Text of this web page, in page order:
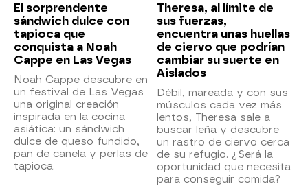
El sorprendente
sándwich dulce con
tapioca que
conquista a Noah
Cappe en Las Vegas
Noah Cappe descubre en
un festival de Las Vegas
una original creación
inspirada en la cocina
asiática: un sándwich
dulce de queso fundido,
pan de canela y perlas de
tapioca.
Theresa, al límite de
sus fuerzas,
encuentra unas huellas
de ciervo que podrían
cambiar su suerte en
Aislados
Débil, mareada y con sus
músculos cada vez más
lentos, Theresa sale a
buscar leña y descubre
un rastro de ciervo cerca
de su refugio. ¿Será la
oportunidad que necesita
para conseguir comida?